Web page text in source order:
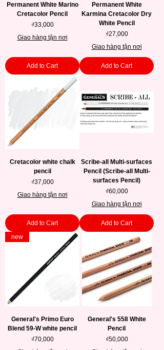
Permanent White Marino
Cretacolor Pencil
Price
₫33,000
Giao hàng tận nơi
Add to Cart
Permanent White
Karmina Cretacolor Dry
White Pencil
Price
₫27,000
Giao hàng tận nơi
Add to Cart
Cretacolor white chalk
pencil
Price
₫37,000
Giao hàng tận nơi
Add to Cart
Scribe-all Multi-surfaces
Pencil (Scribe-all Multi-
surfaces Pencil)
Price
₫60,000
Giao hàng tận nơi
Add to Cart
new
General's Primo Euro
Blend 59-W white pencil
Price
₫70,000
General's 558 White
Pencil
Price
₫50,000